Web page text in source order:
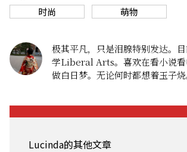
时尚 萌物
极其平凡，只是泪腺特别发达。
学Liberal Arts。喜欢在看小说看
做白日梦。无论何时都想着玉子烧
Lucinda的其他文章